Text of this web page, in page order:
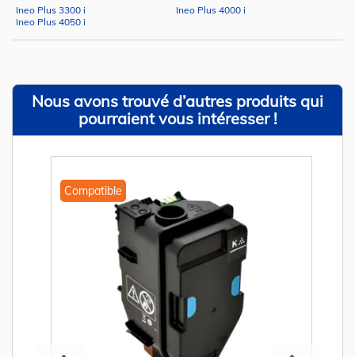
Ineo Plus 3300 i
Ineo Plus 4000 i
Ineo Plus 4050 i
Nous avons trouvé d’autres produits qui
pourraient vous intéresser !
Compatible